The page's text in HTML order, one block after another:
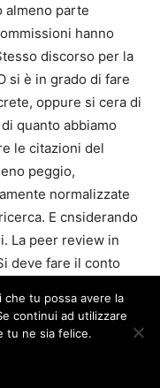
almeno parte
hanno
discorso per la
si è in grado di fare
oppure si cera di
quanto abbiamo
le citazioni del
peggio,
normalizzate
E cnsiderando
La peer review in
deve fare il conto
permettere di
qualche lustro
sui nostri passi.
che tu possa avere la
continui ad utilizzare
tu ne sia felice.